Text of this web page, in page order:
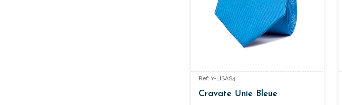
Ref: Y-LISAS4
Cravate Unie Bleue